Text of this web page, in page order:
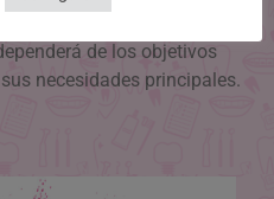
de los objetivos
necesidades principales.